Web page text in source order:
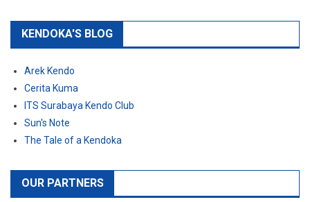
KENDOKA'S BLOG
Arek Kendo
Cerita Kuma
ITS Surabaya Kendo Club
Sun's Note
The Tale of a Kendoka
OUR PARTNERS